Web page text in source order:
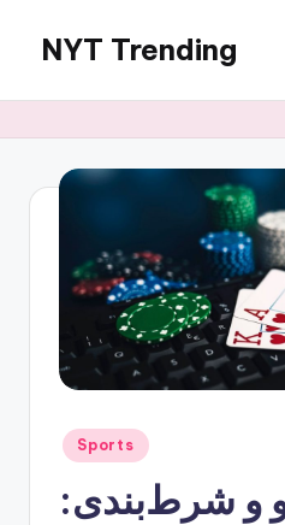
content
NYT Trending
Posted
in
Sports
و شرط‌بندی: